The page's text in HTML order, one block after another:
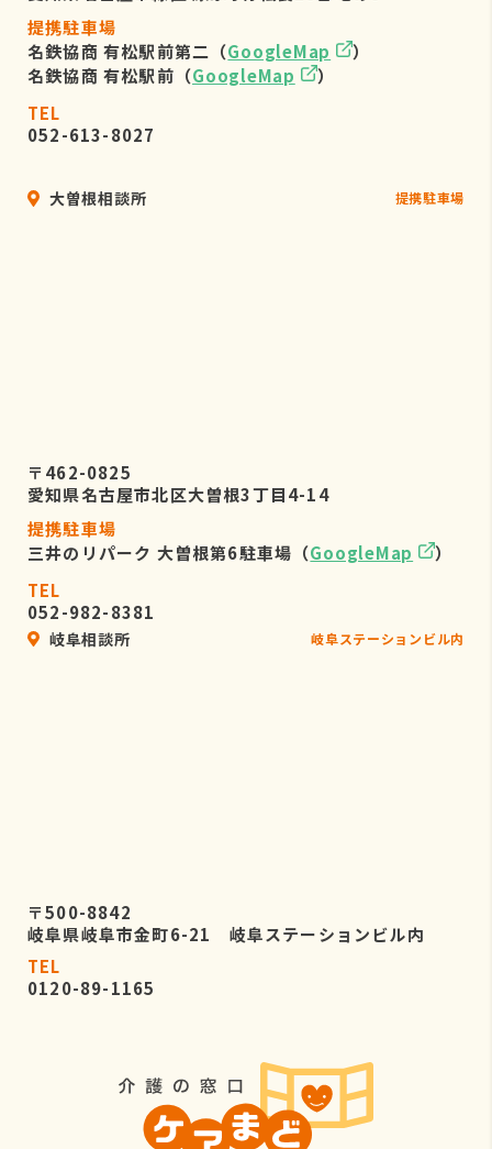
提携駐車場
名鉄協商 有松駅前第二（GoogleMap
）
名鉄協商 有松駅前（GoogleMap
）
TEL
052-613-8027
大曽根相談所 提携駐車場
〒462-0825
愛知県名古屋市北区大曽根3丁目4-14
提携駐車場
三井のリパーク 大曽根第6駐車場（GoogleMap
）
TEL
052-982-8381
岐阜相談所 岐阜ステーションビル内
〒500-8842
岐阜県岐阜市金町6-21 岐阜ステーションビル内
TEL
0120-89-1165